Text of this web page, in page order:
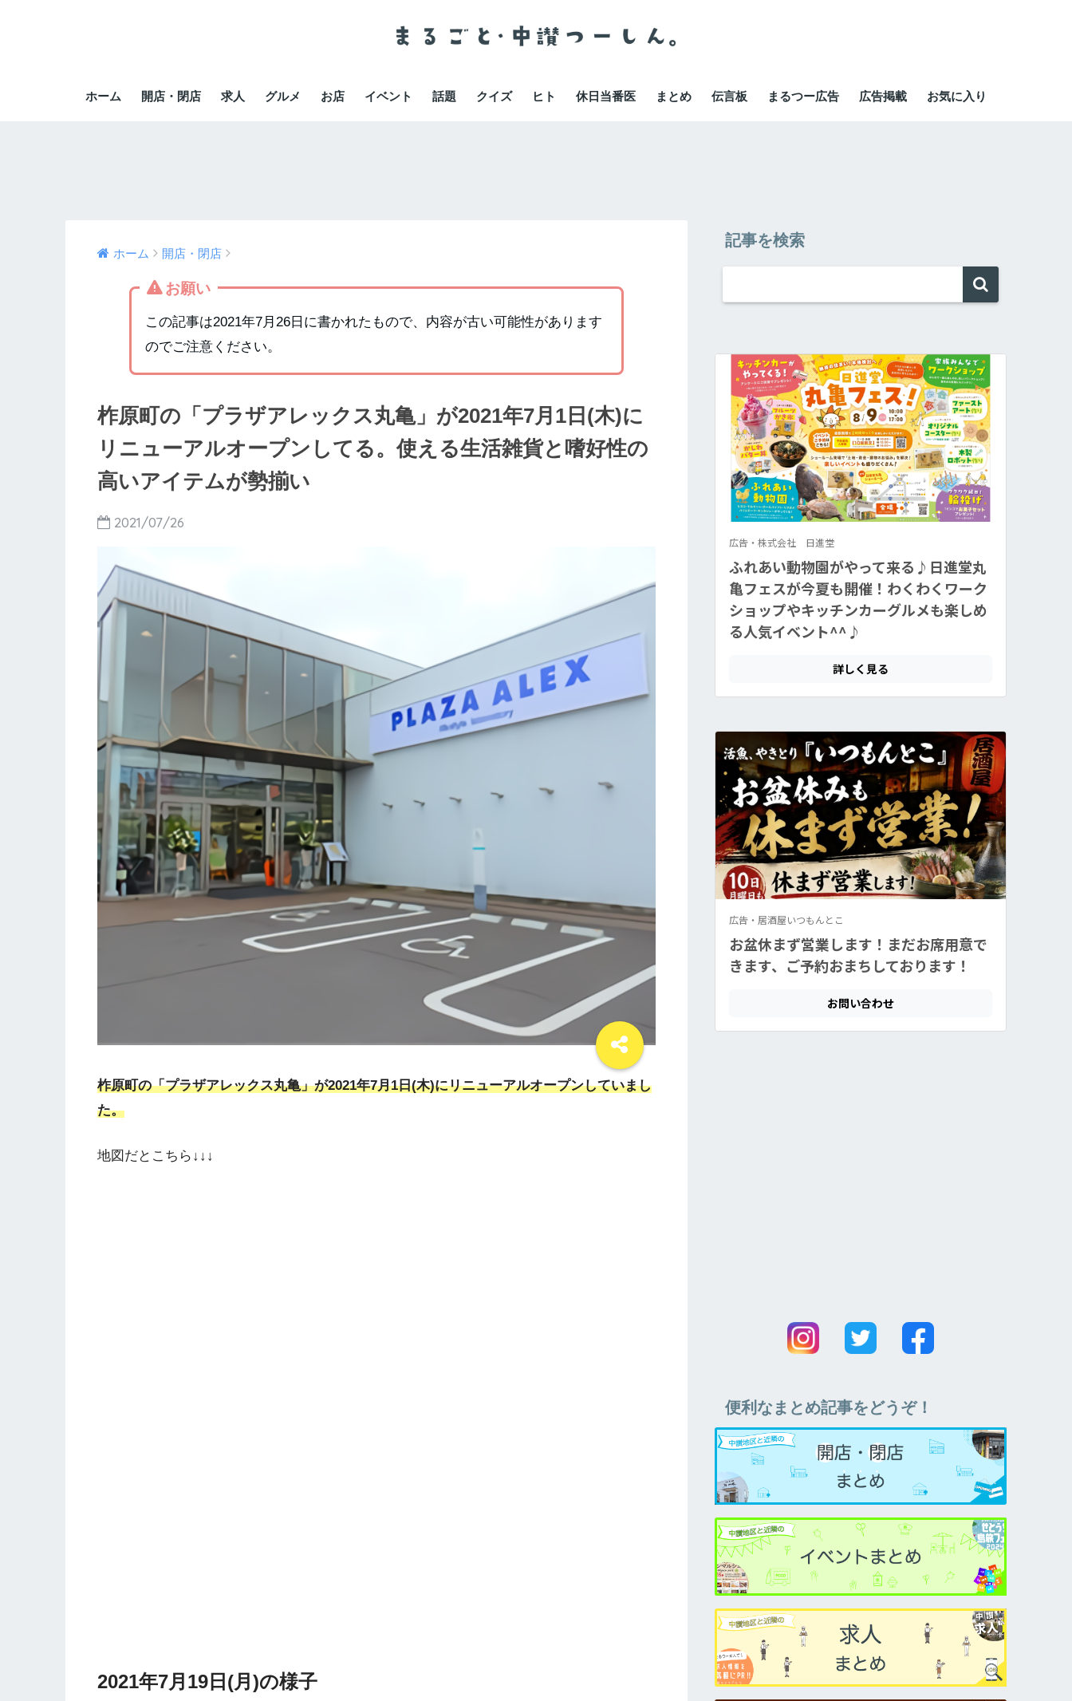
ホーム 開店・閉店 求人 グルメ お店 イベント 話題 クイズ ヒト 休日当番医 まとめ 伝言板 まるつー広告 広告掲載 お気に入り
ホーム 開店・閉店
お願い
この記事は2021年7月26日に書かれたもので、内容が古い可能性があります
のでご注意ください。
柞原町の「プラザアレックス丸亀」が2021年7月1日(木)に
リニューアルオープンしてる。使える生活雑貨と嗜好性の
高いアイテムが勢揃い
2021/07/26
柞原町の「プラザアレックス丸亀」が2021年7月1日(木)にリニューアルオープンしていまし
た。
地図だとこちら↓↓↓
2021年7月19日(月)の様子
記事を検索
便利なまとめ記事をどうぞ！